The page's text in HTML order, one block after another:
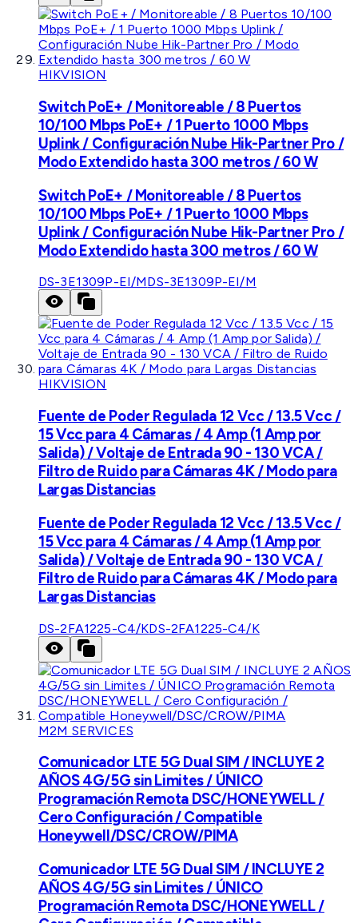
HIKVISION
Switch PoE+ / Monitoreable / 8 Puertos
10/100 Mbps PoE+ / 1 Puerto 1000 Mbps
Uplink / Configuración Nube Hik-Partner Pro /
Modo Extendido hasta 300 metros / 60 W
Switch PoE+ / Monitoreable / 8 Puertos
10/100 Mbps PoE+ / 1 Puerto 1000 Mbps
Uplink / Configuración Nube Hik-Partner Pro /
Modo Extendido hasta 300 metros / 60 W
DS-3E1309P-EI/MDS-3E1309P-EI/M
HIKVISION
Fuente de Poder Regulada 12 Vcc / 13.5 Vcc /
15 Vcc para 4 Cámaras / 4 Amp (1 Amp por
Salida) / Voltaje de Entrada 90 - 130 VCA /
Filtro de Ruido para Cámaras 4K / Modo para
Largas Distancias
Fuente de Poder Regulada 12 Vcc / 13.5 Vcc /
15 Vcc para 4 Cámaras / 4 Amp (1 Amp por
Salida) / Voltaje de Entrada 90 - 130 VCA /
Filtro de Ruido para Cámaras 4K / Modo para
Largas Distancias
DS-2FA1225-C4/KDS-2FA1225-C4/K
M2M SERVICES
Comunicador LTE 5G Dual SIM / INCLUYE 2
AÑOS 4G/5G sin Limites / ÚNICO
Programación Remota DSC/HONEYWELL /
Cero Configuración / Compatible
Honeywell/DSC/CROW/PIMA
Comunicador LTE 5G Dual SIM / INCLUYE 2
AÑOS 4G/5G sin Limites / ÚNICO
Programación Remota DSC/HONEYWELL /